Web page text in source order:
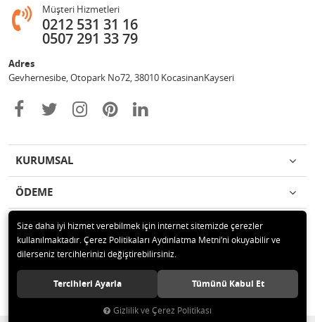
Müşteri Hizmetleri
0212 531 31 16
0507 291 33 79
Adres
Gevhernesibe, Otopark No72, 38010 KocasinanKayseri
KURUMSAL
ÖDEME
İLETİŞİM
© 2020 Çağrı Medikal Tekerlekli Sandalye Mağazası Tüm hakları saklıdır.
Size daha iyi hizmet verebilmek için internet sitemizde çerezler
kullanılmaktadır. Çerez Politikaları Aydınlatma Metni’ni okuyabilir ve
dilerseniz tercihlerinizi değiştirebilirsiniz.
Tercihleri Ayarla Tümünü Kabul Et
Gizlilik ve Çerez Politikası